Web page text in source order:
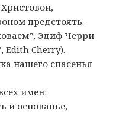
предстоять.
Эдиф Черри
Edith Cherry).
нашего спасенья
имен:
и основанье,